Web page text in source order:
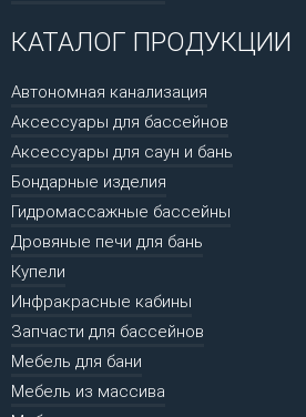
КАТАЛОГ ПРОДУКЦИИ
Автономная канализация
Аксессуары для бассейнов
Аксессуары для саун и бань
Бондарные изделия
Гидромассажные бассейны
Дровяные печи для бань
Купели
Инфракрасные кабины
Запчасти для бассейнов
Мебель для бани
Мебель из массива